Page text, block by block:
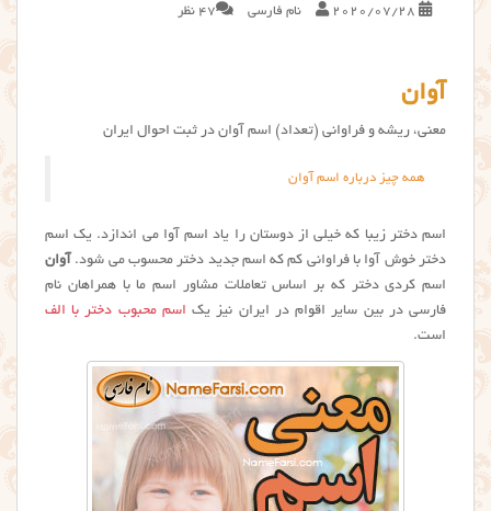
2020/07/28 نام فارسی 47 نظر
آوان
معنی، ریشه و فراوانی (تعداد) اسم آوان در ثبت احوال ایران
همه چیز درباره اسم آوان
اسم دختر زیبا که خیلی از دوستان را یاد اسم آوا می اندازد. یک اسم
دختر خوش آوا با فراوانی کم که اسم جدید دختر محسوب می شود. آوان
اسم کردی دختر که بر اساس تعاملات مشاور اسم ما با همراهان نام
فارسی در بین سایر اقوام در ایران نیز یک اسم محبوب دختر با الف
است.